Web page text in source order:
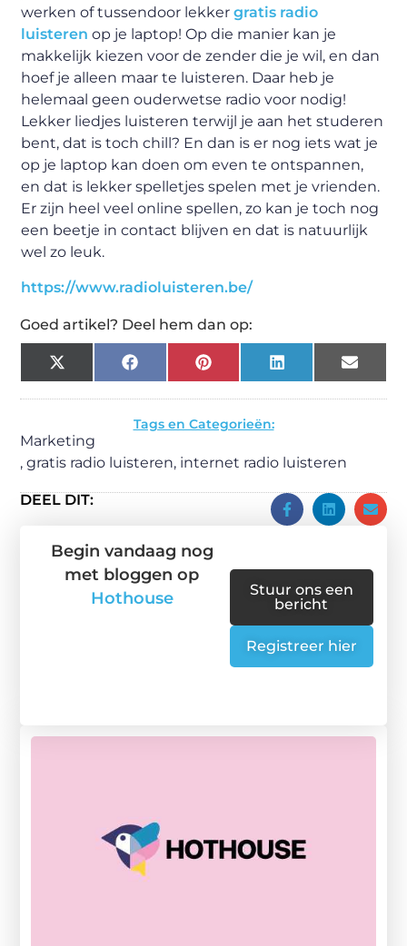
werken of tussendoor lekkergratis radio
luisteren op je laptop! Op die manier kan je
makkelijk kiezen voor de zender die je wil, en dan
hoef je alleen maar te luisteren. Daar heb je
helemaal geen ouderwetse radio voor nodig!
Lekker liedjes luisteren terwijl je aan het studeren
bent, dat is toch chill? En dan is er nog iets wat je
op je laptop kan doen om even te ontspannen,
en dat is lekker spelletjes spelen met je vrienden.
Er zijn heel veel online spellen, zo kan je toch nog
een beetje in contact blijven en dat is natuurlijk
wel zo leuk.
https://www.radioluisteren.be/
Goed artikel? Deel hem dan op:
X
(Twitter)
FacebookPinterestLinkedIn Email
Tags en Categorieën:
Marketing
,gratis radio luisteren, internet radio luisteren
DEEL DIT:
Begin vandaag nog
met bloggen op
Hothouse
Stuur ons een
bericht
Registreer hier